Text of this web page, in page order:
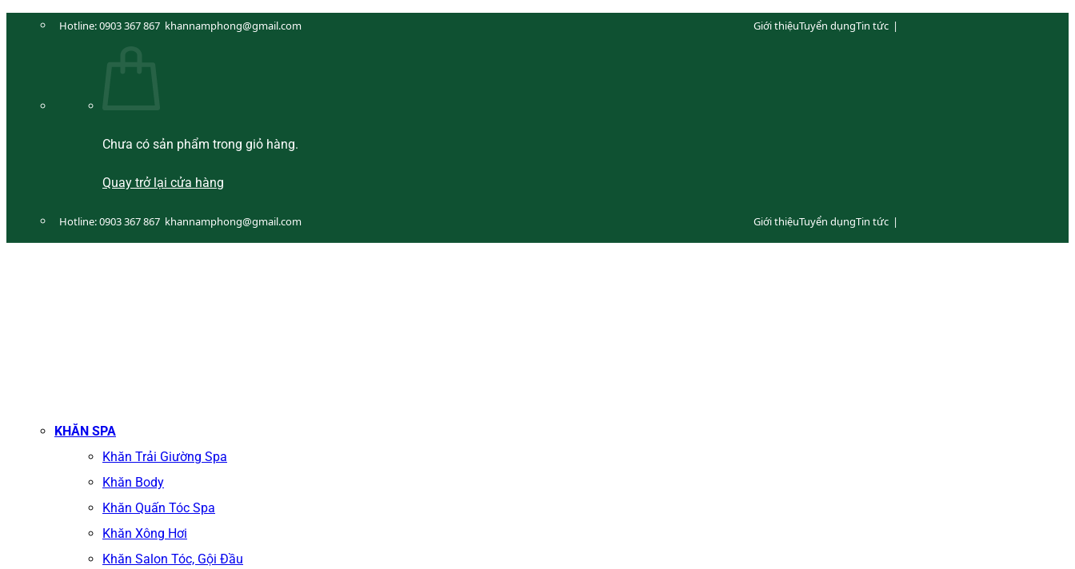
Hotline:0903 367 867 khannamphong@gmail.com Giới thiệuTuyển dụngTin tức |
Chưa có sản phẩm trong giỏ hàng.
Quay trở lại cửa hàng
Hotline:0903 367 867 khannamphong@gmail.com Giới thiệuTuyển dụngTin tức |
KHĂN SPA
Khăn Trải Giường Spa
Khăn Body
Khăn Quấn Tóc Spa
Khăn Xông Hơi
Khăn Salon Tóc, Gội Đầu